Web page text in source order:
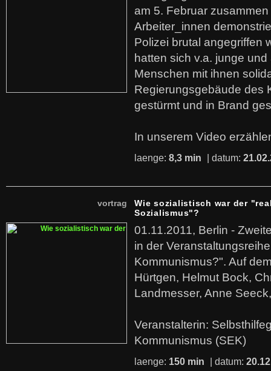
am 5. Februar
Arbeiter_innen
Polizei brutal angegriffen
hatten sich v.a. junge
Menschen mit ihnen
Regierungsgebäude des
gestürmt und in Brand
In unserem Video
laenge: 8,3 min | datum:
vortrag
Wie sozialistisch war der
Sozialismus"?
01.11.2011, Berlin -
in der
Kommunismus?". Auf
Hürtgen, Helmut Bock,
Landmesser, Anne
Veranstalterin:
Kommunismus (SEK)
laenge: 150 min | datum: